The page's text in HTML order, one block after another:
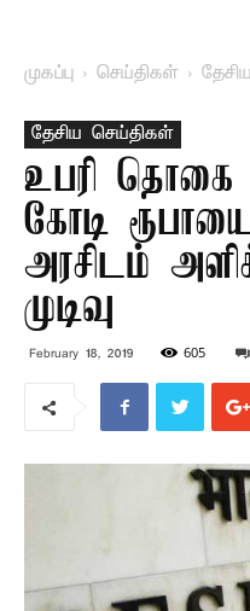
முகப்பு செய்திகள்
தேசிய செய்திகள்
உபரி தொகை
கோடி
அரசிடம்
முடிவு
February 18, 2019 605